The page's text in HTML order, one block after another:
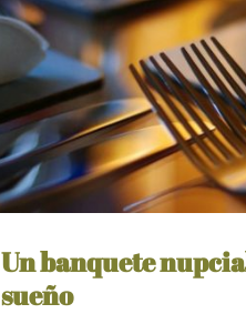
Un banquete
sueño